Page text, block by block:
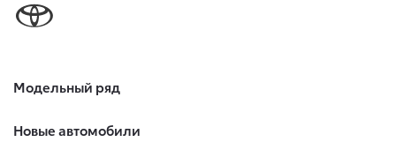
Модельный ряд
Новые автомобили